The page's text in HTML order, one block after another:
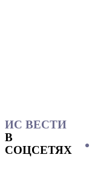
ИС ВЕСТИ
В
СОЦСЕТЯХ